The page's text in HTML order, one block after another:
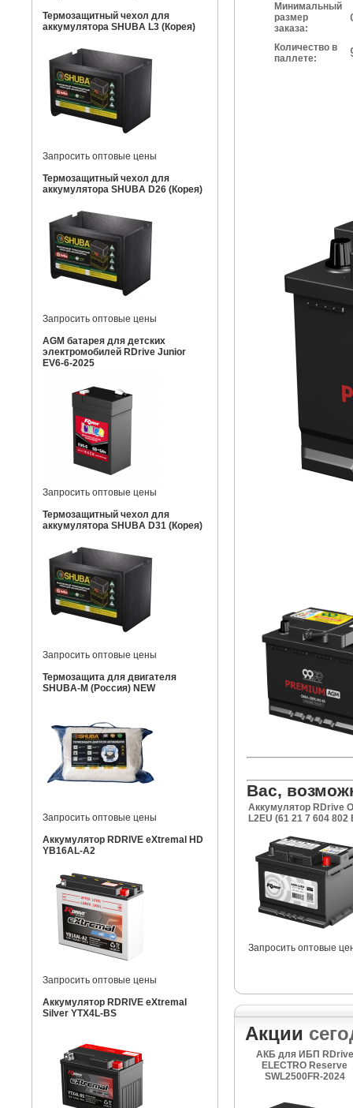
Термозащитный чехол для
аккумулятора SHUBA L3 (Корея)
Запросить оптовые цены
Термозащитный чехол для
аккумулятора SHUBA D26 (Корея)
Запросить оптовые цены
AGM батарея для детских
электромобилей RDrive Junior
EV6-6-2025
Запросить оптовые цены
Термозащитный чехол для
аккумулятора SHUBA D31 (Корея)
Запросить оптовые цены
Термозащита для двигателя
SHUBA-M (Россия) NEW
Запросить оптовые цены
Аккумулятор RDRIVE eXtremal HD
YB16AL-A2
Запросить оптовые цены
Аккумулятор RDRIVE eXtremal
Silver YTX4L-BS
Минимальный
размер
заказа:
Количество в
паллете:
Вас,
Аккумулятор RDrive
L2EU (61 21 7 604 802
Запросить оптовые
Акции
АКБ для ИБП RDrive
ELECTRO Reserve
SWL2500FR-2024